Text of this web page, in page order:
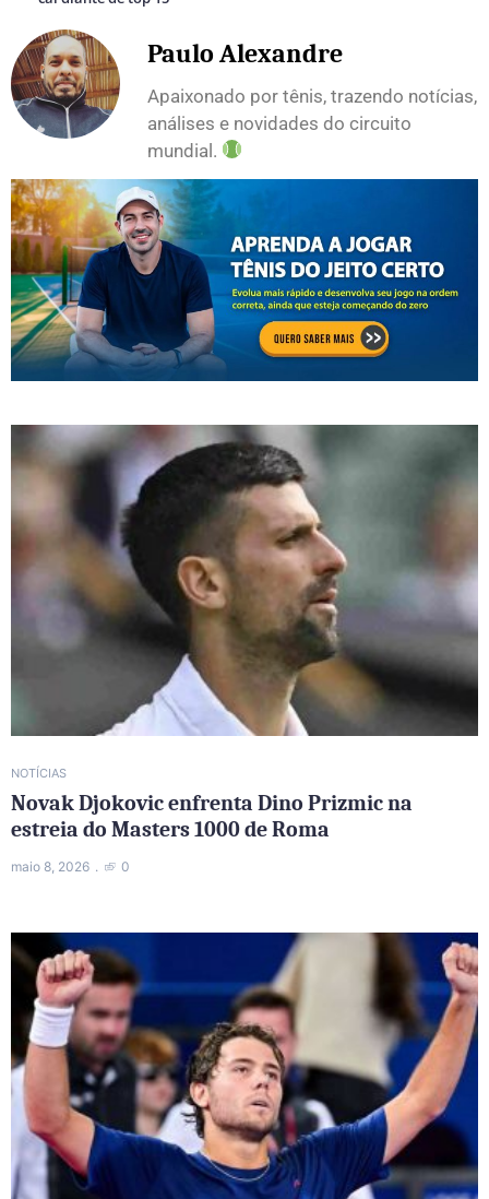
Paulo Alexandre
Apaixonado por tênis, trazendo notícias,
análises e novidades do circuito
mundial.
NOTÍCIAS
Novak Djokovic enfrenta Dino Prizmic na
estreia do Masters 1000 de Roma
maio 8, 2026 0